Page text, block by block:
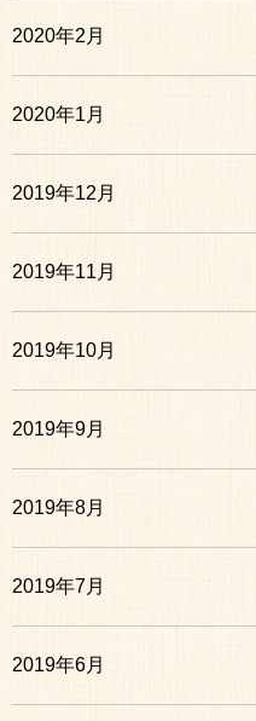
2020年2月
2020年1月
2019年12月
2019年11月
2019年10月
2019年9月
2019年8月
2019年7月
2019年6月